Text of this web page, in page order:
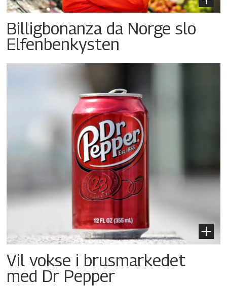
Billigbonanza da Norge slo
Elfenbenkysten
Vil vokse i brusmarkedet
med Dr Pepper